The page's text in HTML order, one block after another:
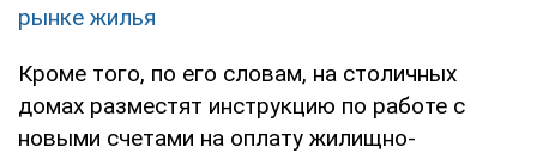
рынке жилья
Кроме того, по его словам, на столичных
домах разместят инструкцию по работе с
новыми счетами на оплату жилищно-